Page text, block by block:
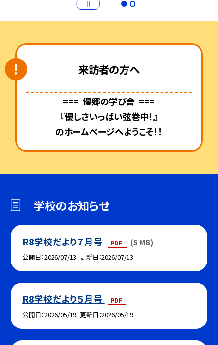
来訪者の方へ
=== 優郷の学び舎 ===
『優しさいっぱい弦巻中！』
のホームページへようこそ！！
学校のお知らせ
R8学校だより７月号 PDF (5 MB)
公開日 2026/07/13 更新日 2026/07/13
R8学校だより５月号
PDF
公開日 2026/05/19 更新日 2026/05/19